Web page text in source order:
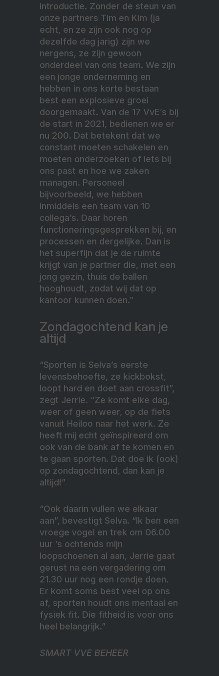
introductie. Zonder de steun van
onze partners Tim en Kim (ja
echt, en ze zijn ook nog op
dezelfde dag jarig) zijn we
nergens, ze zijn gewoon
onderdeel van ons team. We zijn
een jonge onderneming en
hebben in ons korte bestaan
best een explosieve groei
doorgemaakt. Van de 17 VvE’s bij
de start in 2021, bedienen we er
nu 200. Dat betekent dat we
constant moeten schakelen en
moeten onderzoeken of iets bij
ons past en hoe we zaken
managen. Personeel
bijvoorbeeld, we hebben
inmiddels een team van 10
collega’s. Daar horen
functioneringsgesprekken bij, en
processen en dergelijke. Dan is
het superfijn dat je de ruimte
krijgt van je partner die, met een
jong gezin, thuis de ballen
hooghoudt, zodat wij dat op
kantoor kunnen doen.”
Zondagochtend kan je
altijd
“Sporten is Selva’s eerste
levensbehoefte, ze kickbokst,
loopt hard en doet aan crossfit”,
zegt Jerrie. “Ze komt elke dag,
weer of geen weer, op de fiets
vanuit Heiloo naar het werk. Ze
heeft mij echt geïnspireerd om
ook van de bank af te komen en
te gaan sporten. Dat doe ik (ook)
op zondagochtend, dan kan je
altijd!”
“Ook daarin vullen we elkaar
aan”, bevestigt Selva. “Ik ben een
vroege vogel en trek om 06.00
uur ’s ochtends mijn
loopschoenen al aan, Jerrie gaat
gerust na een vergadering om
21.30 uur nog een rondje doen.
Er komt soms best veel op ons
af, sporten houdt ons mentaal en
fysiek fit. Die fitheid is voor ons
heel belangrijk.”
SMART VVE BEHEER